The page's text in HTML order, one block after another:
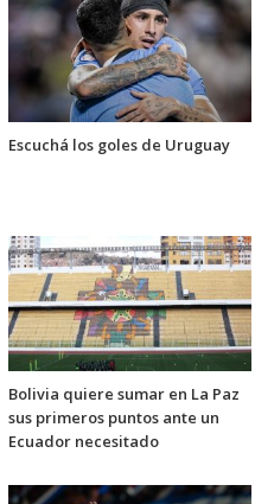
Escuchá los goles de Uruguay
Bolivia quiere sumar en La Paz
sus primeros puntos ante un
Ecuador necesitado